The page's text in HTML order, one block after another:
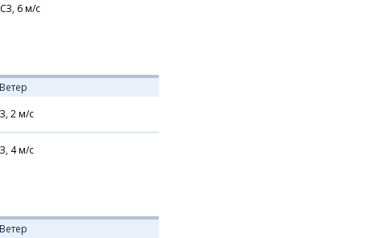
СЗ, 6м/с
Ветер
З, 2м/с
З, 4м/с
Ветер